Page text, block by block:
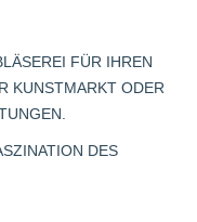
FÜR IHREN
KUNSTMARKT ODER
DES